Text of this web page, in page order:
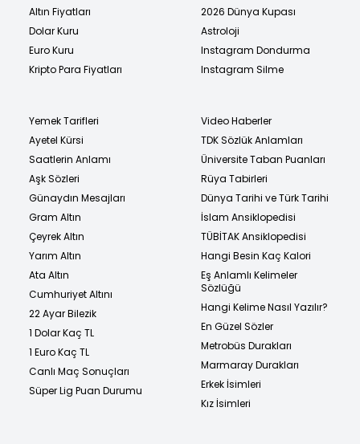
Altın Fiyatları
Dolar Kuru
Euro Kuru
Kripto Para Fiyatları
2026 Dünya Kupası
Astroloji
Instagram Dondurma
Instagram Silme
Yemek Tarifleri
Ayetel Kürsi
Saatlerin Anlamı
Aşk Sözleri
Günaydın Mesajları
Gram Altın
Çeyrek Altın
Yarım Altın
Ata Altın
Cumhuriyet Altını
22 Ayar Bilezik
1 Dolar Kaç TL
1 Euro Kaç TL
Canlı Maç Sonuçları
Süper Lig Puan Durumu
Video Haberler
TDK Sözlük Anlamları
Üniversite Taban Puanları
Rüya Tabirleri
Dünya Tarihi ve Türk Tarihi
İslam Ansiklopedisi
TÜBİTAK Ansiklopedisi
Hangi Besin Kaç Kalori
Eş Anlamlı Kelimeler
Sözlüğü
Hangi Kelime Nasıl Yazılır?
En Güzel Sözler
Metrobüs Durakları
Marmaray Durakları
Erkek İsimleri
Kız İsimleri